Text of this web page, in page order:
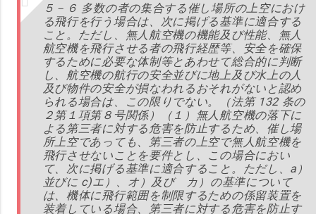
５－６ 多数の者の集合する催し場所の上空におけ
る飛行を行う場合は、次に掲げる基準に適合する
こと。ただし、無人航空機の機能及び性能、無人
航空機を飛行させる者の飛行経歴等、安全を確保
するために必要な体制等とあわせて総合的に判断
し、航空機の航行の安全並びに地上及び水上の人
及び物件の安全が損なわれるおそれがないと認め
られる場合は、この限りでない。（法第 132 条の
２第１項第８号関係）（１）無人航空機の落下に
よる第三者に対する危害を防止するため、催し場
所上空であっても、第三者の上空で無人航空機を
飛行させないことを要件とし、この場合におい
て、次に掲げる基準に適合すること。ただし、a）
並びに c)エ）、オ）及び カ）の基準について
は、機体に飛行範囲を制限するための係留装置を
装着している場合、第三者に対する危害を防止す